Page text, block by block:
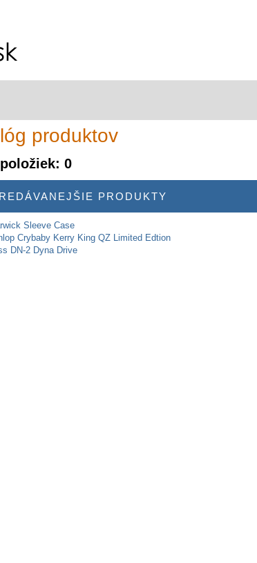
produktov
0
PRODUKTY
Sleeve Case
Crybaby Kerry King QZ Limited Edtion
DN-2 Dyna Drive